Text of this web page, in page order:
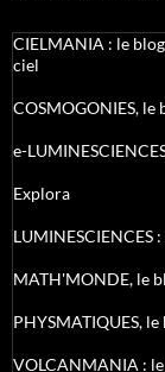
CIELMANIA : le
ciel
COSMOGONIES,
e-
Explora
LUMINESCIENCES
MATH'MONDE, le
PHYSMATIQUES,
VOLCANMANIA :